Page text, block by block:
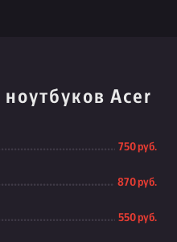
Acer
750 руб.
870 руб.
550 руб.